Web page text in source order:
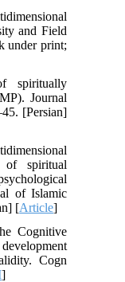
and Field
under print;
spiritually
Journal
[Persian]
of spiritual
of Islamic
[Article
Cognitive
Cogn